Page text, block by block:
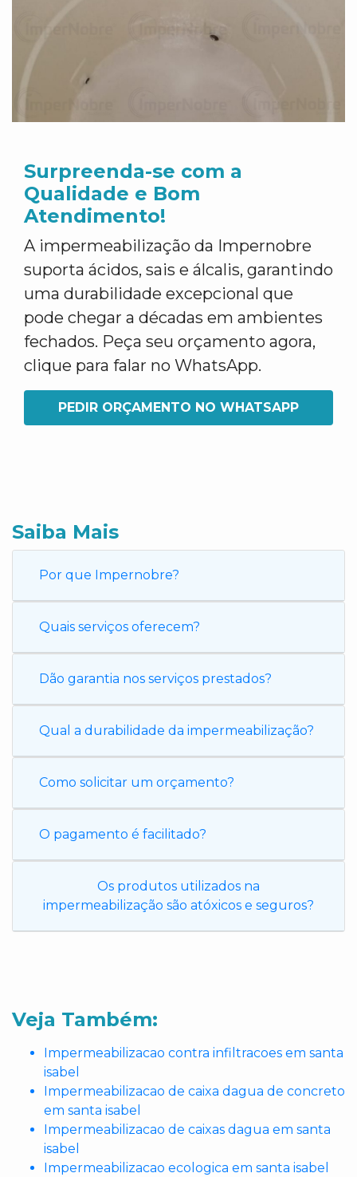
Surpreenda-se com a
Qualidade e Bom
Atendimento!
A impermeabilização da Impernobre
suporta ácidos, sais e álcalis, garantindo
uma durabilidade excepcional que
pode chegar a décadas em ambientes
fechados. Peça seu orçamento agora,
clique para falar no WhatsApp.
PEDIR ORÇAMENTO NO WHATSAPP
Saiba Mais
Por que Impernobre?
Quais serviços oferecem?
Dão garantia nos serviços prestados?
Qual a durabilidade da impermeabilização?
Como solicitar um orçamento?
O pagamento é facilitado?
Os produtos utilizados na
impermeabilização são atóxicos e seguros?
Veja Também:
Impermeabilizacao contra infiltracoes em santa
isabel
Impermeabilizacao de caixa dagua de concreto
em santa isabel
Impermeabilizacao de caixas dagua em santa
isabel
Impermeabilizacao ecologica em santa isabel